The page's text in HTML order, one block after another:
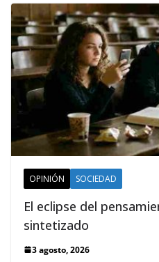
OPINIÓN SOCIEDAD
El eclipse del
sintetizado
3 agosto, 2026